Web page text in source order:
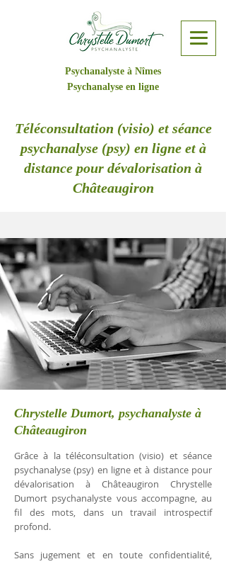
Psychanalyste à Nîmes
Psychanalyse en ligne
Téléconsultation (visio) et séance
psychanalyse (psy) en ligne et à
distance pour dévalorisation à
Châteaugiron
Chrystelle Dumort, psychanalyste à
Châteaugiron
Grâce à la téléconsultation (visio) et séance
psychanalyse (psy) en ligne et à distance pour
dévalorisation à Châteaugiron Chrystelle
Dumort psychanalyste vous accompagne, au
fil des mots, dans un travail introspectif
profond.
Sans jugement et en toute confidentialité,